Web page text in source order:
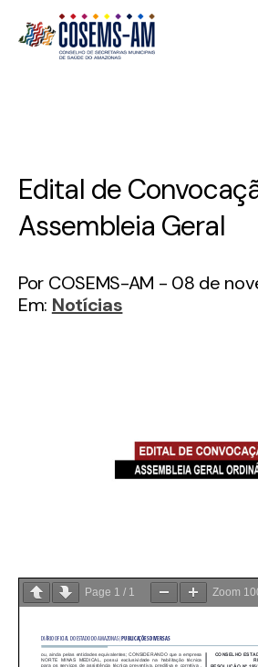
Edital de
Assembleia Geral
Por COSEMS-AM - 08 de
Em: Notícias
Page 1 / 1 Zoom